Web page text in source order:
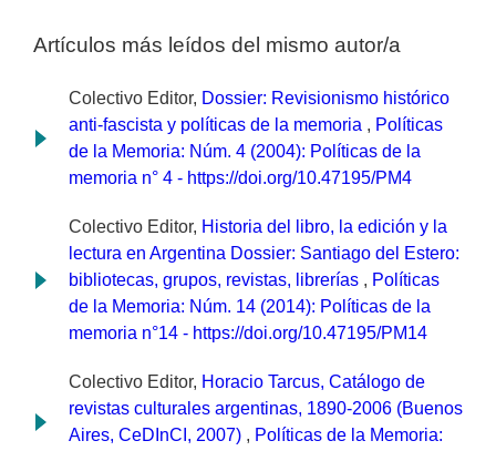
Artículos más leídos del mismo autor/a
Colectivo Editor, Dossier: Revisionismo histórico
anti-fascista y políticas de la memoria , Políticas
de la Memoria: Núm. 4 (2004): Políticas de la
memoria n° 4 - https://doi.org/10.47195/PM4
Colectivo Editor, Historia del libro, la edición y la
lectura en Argentina Dossier: Santiago del Estero:
bibliotecas, grupos, revistas, librerías , Políticas
de la Memoria: Núm. 14 (2014): Políticas de la
memoria n°14 - https://doi.org/10.47195/PM14
Colectivo Editor, Horacio Tarcus, Catálogo de
revistas culturales argentinas, 1890-2006 (Buenos
Aires, CeDInCI, 2007) , Políticas de la Memoria: